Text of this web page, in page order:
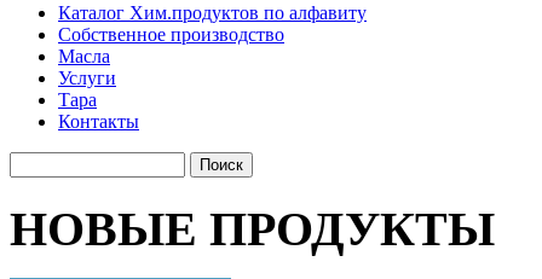
Каталог Хим.продуктов по алфавиту
Собственное производство
Масла
Услуги
Тара
Контакты
НОВЫЕ ПРОДУКТЫ